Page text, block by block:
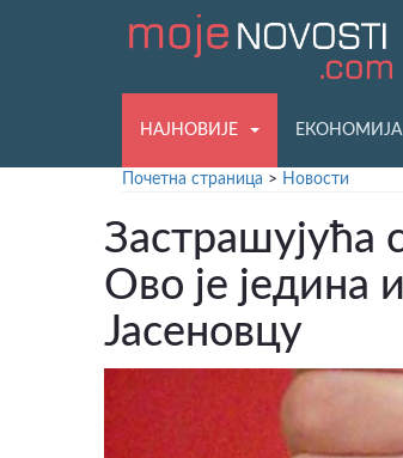
НАЈНОВИЈЕ ЕКОНОМИЈА
Почетна страница > Новости
Застрашујућа
Ово је једина
Јасеновцу